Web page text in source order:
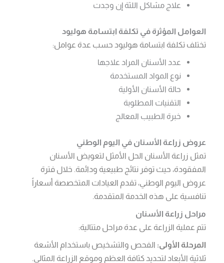
علاج مشاكل اللثة إن وجدت
العوامل المؤثرة في تكلفة ابتسامة هوليود
تختلف تكلفة ابتسامة هوليود حسب عدة عوامل:
عدد الأسنان المراد علاجها
نوع المواد المستخدمة
حالة الأسنان الأولية
التقنيات المطلوبة
خبرة الطبيب المعالج
عروض زراعة الأسنان في اليوم الوطني
تمثل زراعة الأسنان الحل الأمثل لتعويض الأسنان
المفقودة، حيث توفر نتائج طبيعية ودائمة. خلال فترة
عروض اليوم الوطني، تقدم العيادات المتخصصة أسعاراً
تنافسية على هذه الخدمة المتقدمة.
مراحل زراعة الأسنان
تتم عملية الزراعة على عدة مراحل متتالية:
المرحلة الأولى: الفحص والتشخيص باستخدام الأشعة
ثلاثية الأبعاد لتحديد كثافة العظم وموقع الزراعة المثالي.